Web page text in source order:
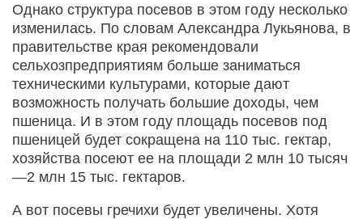
Однако структура посевов в этом году несколько
изменилась. По словам Александра Лукьянова, в
правительстве края рекомендовали
сельхозпредприятиям больше заниматься
техническими культурами, которые дают
возможность получать большие доходы, чем
пшеница. И в этом году площадь посевов под
пшеницей будет сокращена на 110 тыс. гектар,
хозяйства посеют ее на площади 2 млн 10 тысяч
—2 млн 15 тыс. гектаров.
А вот посевы гречихи будет увеличены. Хотя